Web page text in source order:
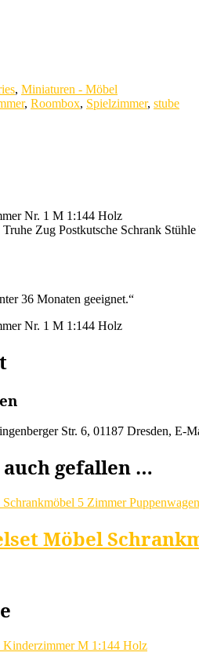
, Miniaturen - Möbel
, Roombox, Spielzimmer, stube
Nr. 1 M 1:144 Holz
Zug Postkutsche Schrank Stühle
36 Monaten geeignet.“
Nr. 1 M 1:144 Holz
Str. 6, 01187 Dresden, E-
gefallen …
Möbel